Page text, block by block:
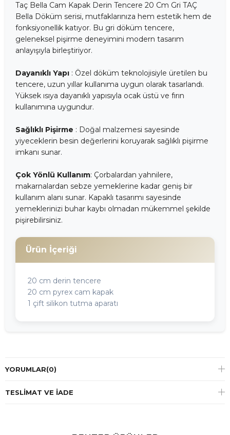
Taç Bella Cam Kapak Derin Tencere 20 Cm Gri TAÇ
Bella Döküm serisi, mutfaklarınıza hem estetik hem de
fonksiyonellik katıyor. Bu gri döküm tencere,
geleneksel pişirme deneyimini modern tasarım
anlayışıyla birleştiriyor.
Dayanıklı Yapı : Özel döküm teknolojisiyle üretilen bu
tencere, uzun yıllar kullanıma uygun olarak tasarlandı.
Yüksek ısıya dayanıklı yapısıyla ocak üstü ve fırın
kullanımına uygundur.
Sağlıklı Pişirme : Doğal malzemesi sayesinde
yiyeceklerin besin değerlerini koruyarak sağlıklı pişirme
imkanı sunar.
Çok Yönlü Kullanım: Çorbalardan yahnilere,
makarnalardan sebze yemeklerine kadar geniş bir
kullanım alanı sunar. Kapaklı tasarımı sayesinde
yemeklerinizi buhar kaybı olmadan mükemmel şekilde
pişirebilirsiniz.
Ürün İçeriği
20 cm derin tencere
20 cm pyrex cam kapak
1 çift silikon tutma aparatı
YORUMLAR(0)
TESLIMAT VE İADE